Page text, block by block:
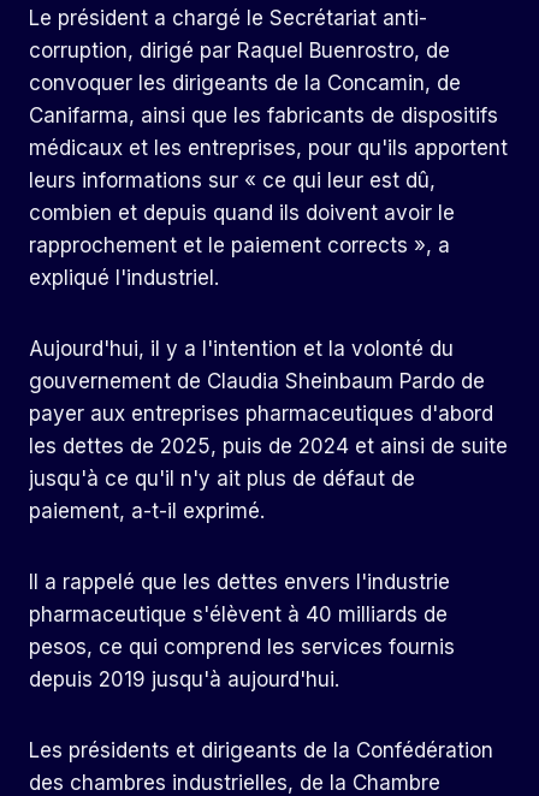
Le président a chargé le Secrétariat anti-
corruption, dirigé par Raquel Buenrostro, de
convoquer les dirigeants de la Concamin, de
Canifarma, ainsi que les fabricants de dispositifs
médicaux et les entreprises, pour qu'ils apportent
leurs informations sur « ce qui leur est dû,
combien et depuis quand ils doivent avoir le
rapprochement et le paiement corrects », a
expliqué l'industriel.
Aujourd'hui, il y a l'intention et la volonté du
gouvernement de Claudia Sheinbaum Pardo de
payer aux entreprises pharmaceutiques d'abord
les dettes de 2025, puis de 2024 et ainsi de suite
jusqu'à ce qu'il n'y ait plus de défaut de
paiement, a-t-il exprimé.
Il a rappelé que les dettes envers l'industrie
pharmaceutique s'élèvent à 40 milliards de
pesos, ce qui comprend les services fournis
depuis 2019 jusqu'à aujourd'hui.
Les présidents et dirigeants de la Confédération
des chambres industrielles, de la Chambre